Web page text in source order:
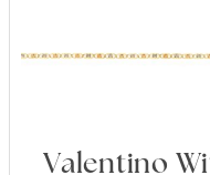
Valentino